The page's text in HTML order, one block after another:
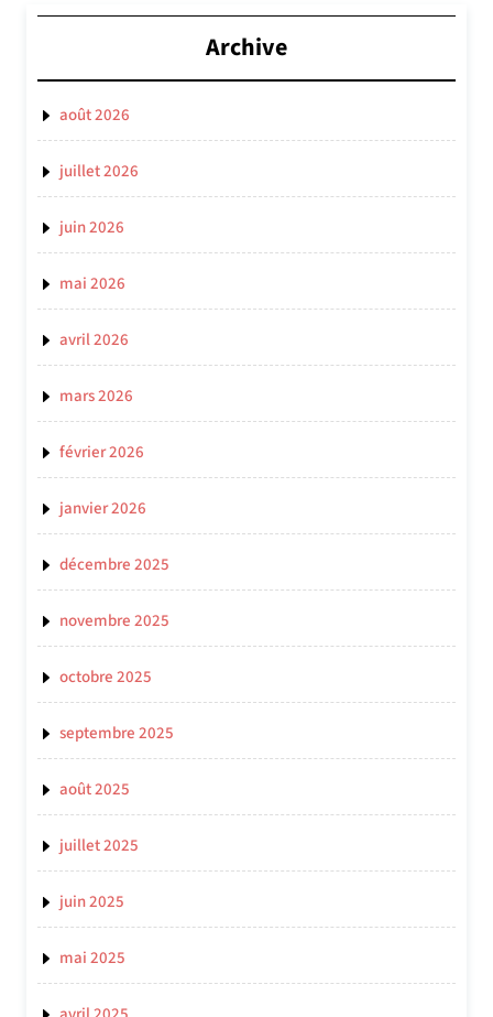
Archive
août 2026
juillet 2026
juin 2026
mai 2026
avril 2026
mars 2026
février 2026
janvier 2026
décembre 2025
novembre 2025
octobre 2025
septembre 2025
août 2025
juillet 2025
juin 2025
mai 2025